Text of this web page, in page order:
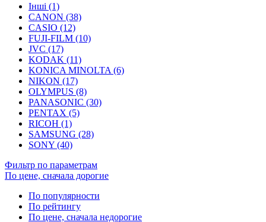
Інші (1)
CANON (38)
CASIO (12)
FUJI-FILM (10)
JVC (17)
KODAK (11)
KONICA MINOLTA (6)
NIKON (17)
OLYMPUS (8)
PANASONIC (30)
PENTAX (5)
RICOH (1)
SAMSUNG (28)
SONY (40)
Фильтр по параметрам
По цене, сначала дорогие
По популярности
По рейтингу
По цене, сначала недорогие